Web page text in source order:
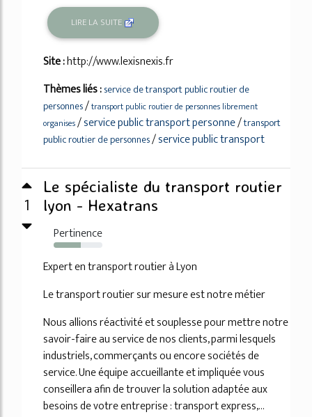
LIRE LA SUITE
Site :http://www.lexisnexis.fr
Thèmes liés :service de transport public routier de
personnes/transport public routier de personnes librement
organises/service public transport personne/transport
public routier de personnes/service public transport
1
Le spécialiste du transport routier
lyon - Hexatrans
Pertinence
56%
Expert en transport routier à Lyon
Le transport routier sur mesure est notre métier
Nous allions réactivité et souplesse pour mettre notre
savoir-faire au service de nos clients, parmi lesquels
industriels, commerçants ou encore sociétés de
service. Une équipe accueillante et impliquée vous
conseillera afin de trouver la solution adaptée aux
besoins de votre entreprise : transport express,...